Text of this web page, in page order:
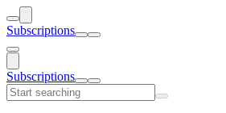
Subscriptions
Subscriptions